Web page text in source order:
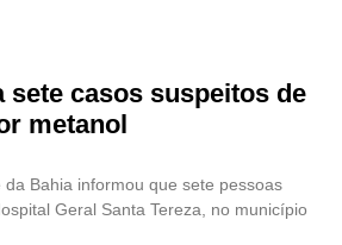
sete casos suspeitos de
metanol
da Bahia informou que sete pessoas
Geral Santa Tereza, no município